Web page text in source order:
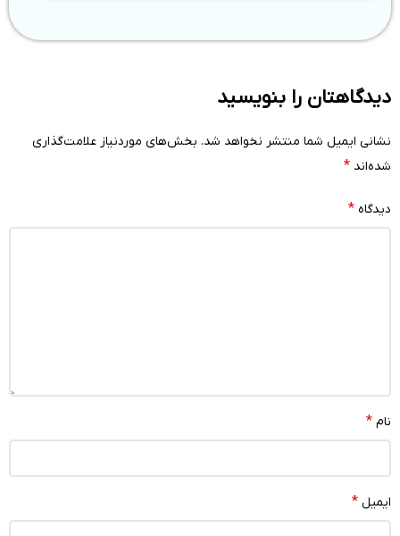
دیدگاهتان را بنویسید
نشانی ایمیل شما منتشر نخواهد شد. بخش‌های موردنیاز علامت‌گذاری
شده‌اند *
دیدگاه *
نام *
ایمیل *